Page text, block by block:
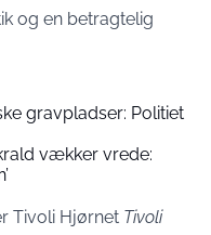
og en betragtelig
gravpladser: Politiet
vækker vrede:
Tivoli Hjørnet Tivoli